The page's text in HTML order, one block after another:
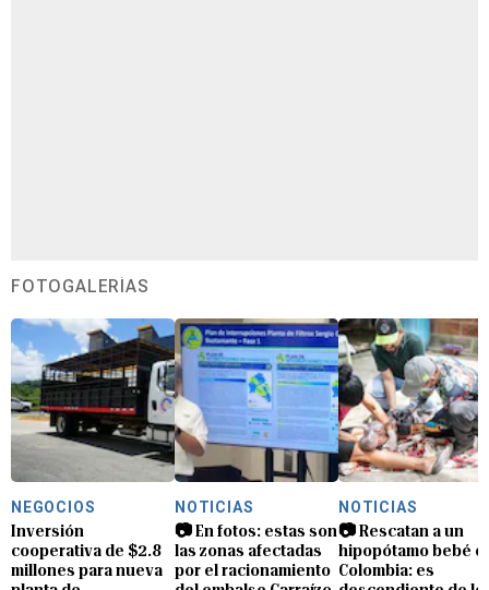
FOTOGALERÍAS
NEGOCIOS
Inversión
cooperativa de $2.8
millones para nueva
NOTICIAS
📷 En fotos: estas son
las zonas afectadas
por el racionamiento
NOTICIAS
📷 Rescatan a un
hipopótamo bebé
Colombia: es